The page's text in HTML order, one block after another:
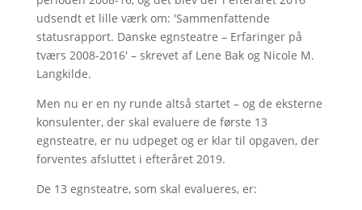
udsendt et lille værk om: 'Sammenfattende
statusrapport. Danske egnsteatre – Erfaringer på
tværs 2008-2016' – skrevet af Lene Bak og Nicole M.
Langkilde.
Men nu er en ny runde altså startet – og de eksterne
konsulenter, der skal evaluere de første 13
egnsteatre, er nu udpeget og er klar til opgaven, der
forventes afsluttet i efteråret 2019.
De 13 egnsteatre, som skal evalueres, er: